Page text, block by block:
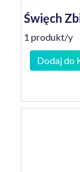
Święch
1 produkt/y
Dodaj do